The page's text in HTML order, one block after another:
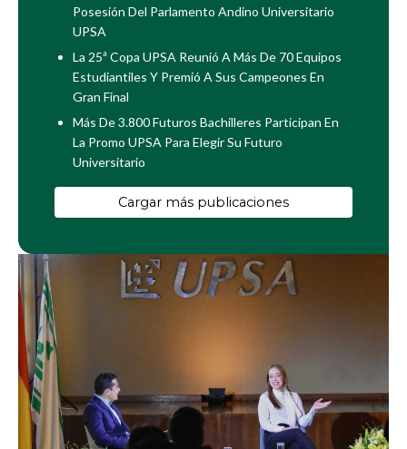
Posesión Del Parlamento Andino Universitario
UPSA
La 25ª Copa UPSA Reunió A Más De 70 Equipos
Estudiantiles Y Premió A Sus Campeones En
Gran Final
Más De 3.800 Futuros Bachilleres Participan En
La Promo UPSA Para Elegir Su Futuro
Universitario
Cargar más publicaciones